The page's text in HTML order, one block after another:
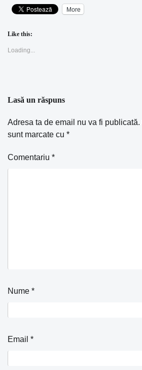
More
Like this:
Loading...
Lasă un răspuns
Adresa ta de email nu va fi publicată.
sunt marcate cu *
Comentariu *
Nume *
Email *